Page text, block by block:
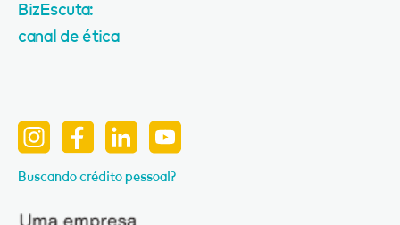
BizEscuta:
canal de ética
Buscando crédito pessoal?